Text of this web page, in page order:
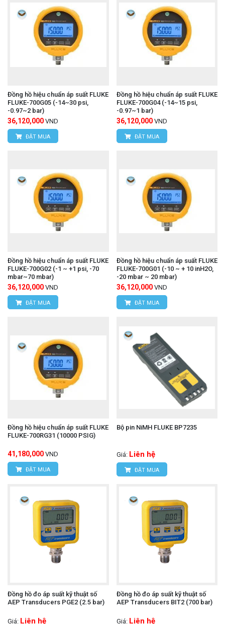
Đồng hồ hiệu chuẩn áp suất FLUKE
FLUKE-700G05 (-14~30 psi,
-0.97~2 bar)
36,120,000 VND
ĐẶT MUA
Đồng hồ hiệu chuẩn áp suất FLUKE
FLUKE-700G04 (-14~15 psi,
-0.97~1 bar)
36,120,000 VND
ĐẶT MUA
Đồng hồ hiệu chuẩn áp suất FLUKE
FLUKE-700G02 (-1 ~ +1 psi, -70
mbar~70 mbar)
36,120,000 VND
ĐẶT MUA
Đồng hồ hiệu chuẩn áp suất FLUKE
FLUKE-700G01 (-10 ~ + 10 inH2O,
-20 mbar ~ 20 mbar)
36,120,000 VND
ĐẶT MUA
Đồng hồ hiệu chuẩn áp suất FLUKE
FLUKE-700RG31 (10000 PSIG)
41,180,000 VND
ĐẶT MUA
Bộ pin NiMH FLUKE BP7235
Giá: Liên hệ
ĐẶT MUA
Đồng hồ đo áp suất kỹ thuật số
AEP Transducers PGE2 (2.5 bar)
Giá: Liên hệ
Đồng hồ đo áp suất kỹ thuật số
AEP Transducers BIT2 (700 bar)
Giá: Liên hệ